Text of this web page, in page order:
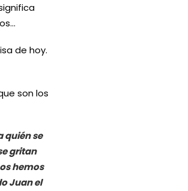
de hoy.
son los
quién se
gritan
hemos
Juan el